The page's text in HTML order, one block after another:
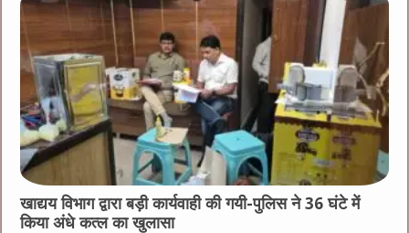
खाद्यय विभाग द्वारा बड़ी कार्यवाही की गयी-पुलिस ने 36 घंटे में
किया अंधे कत्ल का खुलासा